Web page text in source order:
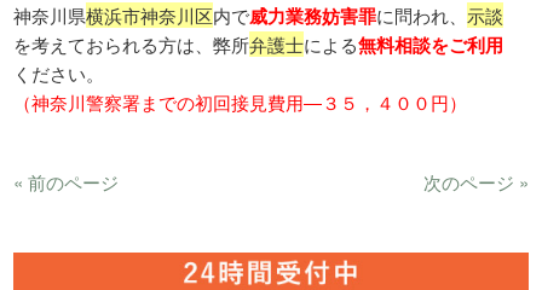
神奈川県横浜市神奈川区内で威力業務妨害罪に問われ、 示談
を考えておられる方は、弊所弁護士による無料相談をご利用
ください。
（神奈川警察署までの初回接見費用―３５，４００円）
« 前のページ 次のページ »